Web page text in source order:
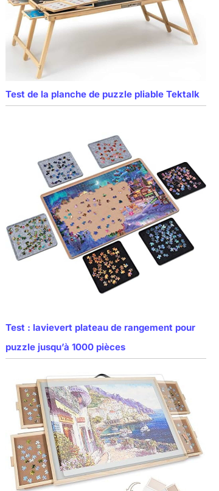
Test de la planche de puzzle pliable Tektalk
Test : lavievert plateau de rangement pour
puzzle jusqu’à 1000 pièces